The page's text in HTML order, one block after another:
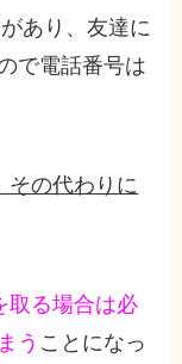
あり、友達に
で電話番号は
その代わりに
取る場合は必
う ことになっ